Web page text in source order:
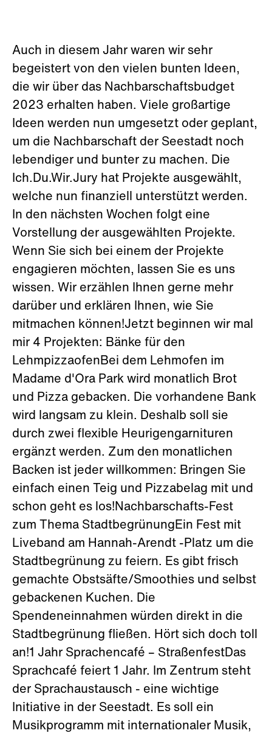
Auch in diesem Jahr waren wir sehr
begeistert von den vielen bunten Ideen,
die wir über das Nachbarschaftsbudget
2023 erhalten haben. Viele großartige
Ideen werden nun umgesetzt oder geplant,
um die Nachbarschaft der Seestadt noch
lebendiger und bunter zu machen. Die
Ich.Du.Wir.Jury hat Projekte ausgewählt,
welche nun finanziell unterstützt werden.
In den nächsten Wochen folgt eine
Vorstellung der ausgewählten Projekte.
Wenn Sie sich bei einem der Projekte
engagieren möchten, lassen Sie es uns
wissen. Wir erzählen Ihnen gerne mehr
darüber und erklären Ihnen, wie Sie
mitmachen können!Jetzt beginnen wir mal
mir 4 Projekten: Bänke für den
LehmpizzaofenBei dem Lehmofen im
Madame d'Ora Park wird monatlich Brot
und Pizza gebacken. Die vorhandene Bank
wird langsam zu klein. Deshalb soll sie
durch zwei flexible Heurigengarnituren
ergänzt werden. Zum den monatlichen
Backen ist jeder willkommen: Bringen Sie
einfach einen Teig und Pizzabelag mit und
schon geht es los!Nachbarschafts-Fest
zum Thema StadtbegrünungEin Fest mit
Liveband am Hannah-Arendt -Platz um die
Stadtbegrünung zu feiern. Es gibt frisch
gemachte Obstsäfte/Smoothies und selbst
gebackenen Kuchen. Die
Spendeneinnahmen würden direkt in die
Stadtbegrünung fließen. Hört sich doch toll
an!1 Jahr Sprachencafé – StraßenfestDas
Sprachcafé feiert 1 Jahr. Im Zentrum steht
der Sprachaustausch - eine wichtige
Initiative in der Seestadt. Es soll ein
Musikprogramm mit internationaler Musik,